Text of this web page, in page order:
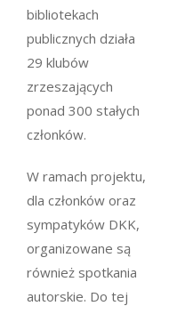
bibliotekach
publicznych działa
29 klubów
zrzeszających
ponad 300 stałych
członków.
W ramach projektu,
dla członków oraz
sympatyków DKK,
organizowane są
również spotkania
autorskie. Do tej